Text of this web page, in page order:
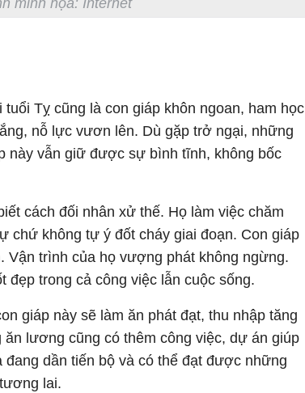
minh họa: Internet
Tỵ cũng là con giáp khôn ngoan, ham học
nỗ lực vươn lên. Dù gặp trở ngại, những
này vẫn giữ được sự bình tĩnh, không bốc
cách đối nhân xử thế. Họ làm việc chăm
chứ không tự ý đốt cháy giai đoạn. Con giáp
Vận trình của họ vượng phát không ngừng.
đẹp trong cả công việc lẫn cuộc sống.
giáp này sẽ làm ăn phát đạt, thu nhập tăng
lương cũng có thêm công việc, dự án giúp
đang dần tiến bộ và có thể đạt được những
lai.